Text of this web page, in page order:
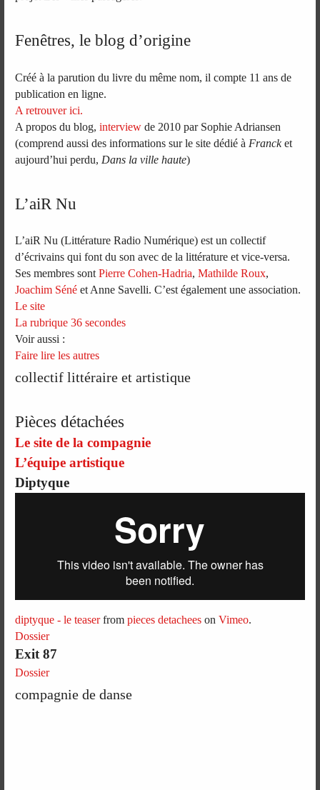
Fenêtres, le blog d’origine
Créé à la parution du livre du même nom, il compte 11 ans de
publication en ligne.
A retrouver ici.
A propos du blog,interview de 2010 par Sophie Adriansen
(comprend aussi des informations sur le site dédié à Francket
aujourd’hui perdu, Dans la ville haute)
L’aiR Nu
L’aiR Nu (Littérature Radio Numérique) est un collectif
d’écrivains qui font du son avec de la littérature et vice-versa.
Ses membres sontPierre Cohen-Hadria,Mathilde Roux,
Joachim Séné et Anne Savelli. C’est également une association.
Le site
La rubrique 36 secondes
Voir aussi :
Faire lire les autres
collectif littéraire et artistique
Pièces détachées
Le site de la compagnie
L’équipe artistique
Diptyque
diptyque - le teaserfrompieces detachees onVimeo.
Dossier
Exit 87
Dossier
compagnie de danse